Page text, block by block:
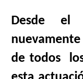
Desde el
de todos